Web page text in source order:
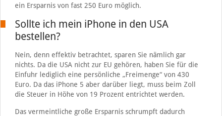
ein Ersparnis von fast 250 Euro möglich.
Sollte ich mein iPhone in den USA
bestellen?
Nein, denn effektiv betrachtet, sparen Sie nämlich gar
nichts. Da die USA nicht zur EU gehören, haben Sie für die
Einfuhr lediglich eine persönliche „Freimenge“ von 430
Euro. Da das iPhone 5 aber darüber liegt, muss beim Zoll
die Steuer in Höhe von 19 Prozent entrichtet werden.
Das vermeintliche große Ersparnis schrumpft dadurch